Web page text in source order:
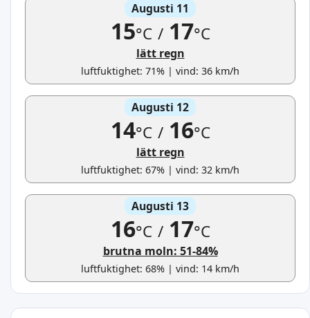
Augusti 11
15°C /17°C
lätt regn
luftfuktighet: 71% | vind: 36 km/h
Augusti 12
14°C /16°C
lätt regn
luftfuktighet: 67% | vind: 32 km/h
Augusti 13
16°C /17°C
brutna moln: 51-84%
luftfuktighet: 68% | vind: 14 km/h